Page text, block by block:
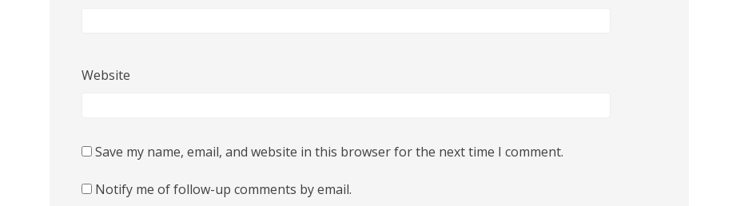
Website
Save my name, email, and website in this browser for the next time I comment.
Notify me of follow-up comments by email.